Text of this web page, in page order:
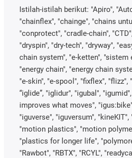
Istilah-istilah berikut: "Apiro",
"chainflex", "chainge", "chains
"conprotect", "cradle-chain",
"dryspin", "dry-tech", "dryway",
chain system", "e-ketten", "sistem
"energy chain", "energy chain
"e-skin", "e-spool", "fixflex", "flizz",
“iglide”, "iglidur", "igubal",
improves what moves",
"iguverse", "iguversum",
"motion plastics", "motion
"plastics for longer life",
"Rawbot", "RBTX", "RCYL",